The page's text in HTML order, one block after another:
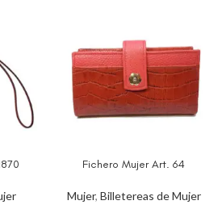
Fichero Mujer Art. 64
Mujer, Billetereas de Mujer